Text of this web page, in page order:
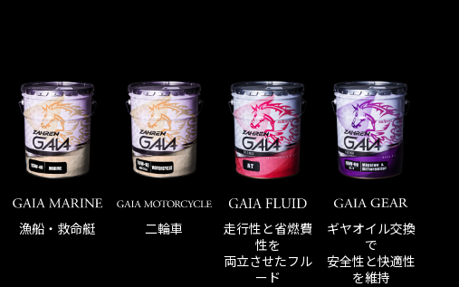
漁船・救命艇 二輪車
走行性と省燃費
性を
両立させたフル
ード
ギヤオイル交換
で
安全性と快適性
を維持